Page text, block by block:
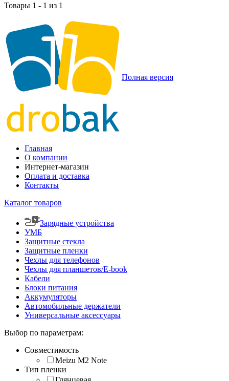
Товары 1 - 1 из 1
Полная версия
Главная
О компании
Интернет-магазин
Оплата и доставка
Контакты
Каталог товаров
Зарядные устройства
УМБ
Защитные стекла
Защитные пленки
Чехлы для телефонов
Чехлы для планшетов/E-book
Кабели
Блоки питания
Аккумуляторы
Автомобильные держатели
Универсальные аксессуары
Выбор по параметрам:
Совместимость
Meizu M2 Note
Тип пленки